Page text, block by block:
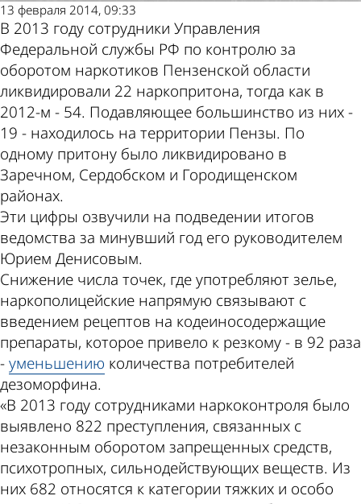
13 февраля 2014, 09:33
В 2013 году сотрудники Управления
Федеральной службы РФ по контролю за
оборотом наркотиков Пензенской области
ликвидировали 22 наркопритона, тогда как в
2012-м - 54. Подавляющее большинство из них -
19 - находилось на территории Пензы. По
одному притону было ликвидировано в
Заречном, Сердобском и Городищенском
районах.
Эти цифры озвучили на подведении итогов
ведомства за минувший год его руководителем
Юрием Денисовым.
Снижение числа точек, где употребляют зелье,
наркополицейские напрямую связывают с
введением рецептов на кодеиносодержащие
препараты, которое привело к резкому - в 92 раза
-уменьшению количества потребителей
дезоморфина.
«В 2013 году сотрудниками наркоконтроля было
выявлено 822 преступления, связанных с
незаконным оборотом запрещенных средств,
психотропных, сильнодействующих веществ. Из
них 682 относятся к категории тяжких и особо